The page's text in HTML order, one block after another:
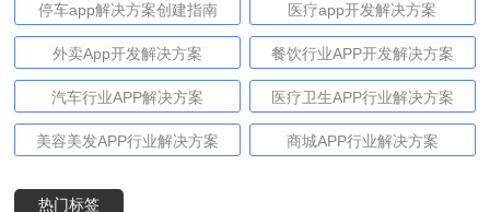
停车app解决方案创建指南 医疗app开发解决方案
外卖App开发解决方案 餐饮行业APP开发解决方案
汽车行业APP解决方案 医疗卫生APP行业解决方案
美容美发APP行业解决方案 商城APP行业解决方案
热门标签